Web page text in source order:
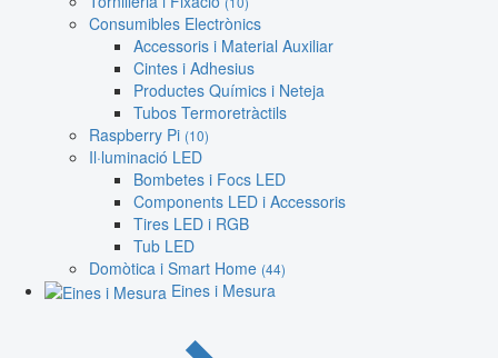
Consumibles Electrònics
Accessoris i Material Auxiliar
Cintes i Adhesius
Productes Químics i Neteja
Tubos Termoretràctils
Raspberry Pi (10)
Il·luminació LED
Bombetes i Focs LED
Components LED i Accessoris
Tires LED i RGB
Tub LED
Domòtica i Smart Home (44)
Eines i Mesura